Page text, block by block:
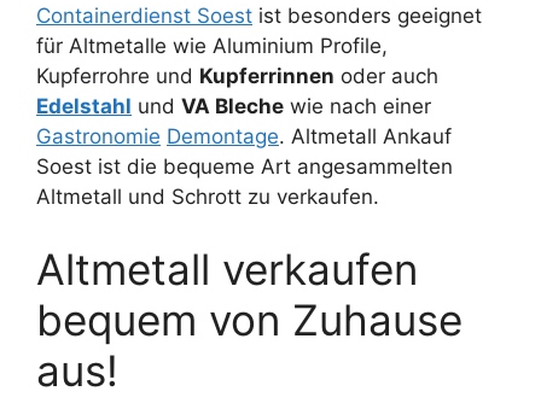
Containerdienst Soest ist besonders geeignet
für Altmetalle wie Aluminium Profile,
Kupferrohre und Kupferrinnen oder auch
Edelstahl und VA Bleche wie nach einer
Gastronomie Demontage. Altmetall Ankauf
Soest ist die bequeme Art angesammelten
Altmetall und Schrott zu verkaufen.
Altmetall verkaufen
bequem von Zuhause
aus!